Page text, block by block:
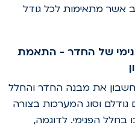
אשר מתאימות לכל גודל
של החדר - התאמת
את מבנה החדר והחלל
וסוג המערכות בצורה
הפנימי. לדוגמה,